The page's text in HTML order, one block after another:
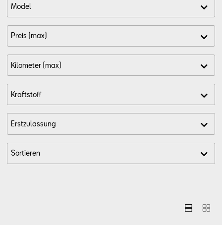
Aktionen